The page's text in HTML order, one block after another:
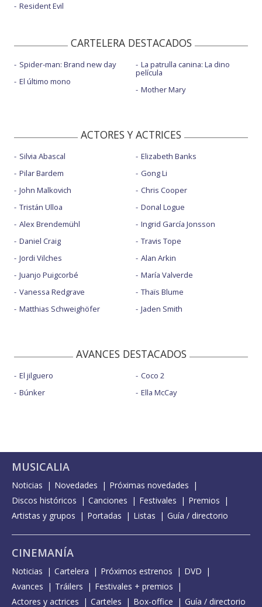
Resident Evil
CARTELERA DESTACADOS
Spider-man: Brand new day
El último mono
La patrulla canina: La dino
película
Mother Mary
ACTORES Y ACTRICES
Silvia Abascal
Pilar Bardem
John Malkovich
Tristán Ulloa
Alex Brendemühl
Daniel Craig
Jordi Vilches
Juanjo Puigcorbé
Vanessa Redgrave
Matthias Schweighöfer
Elizabeth Banks
Gong Li
Chris Cooper
Donal Logue
Ingrid García Jonsson
Travis Tope
Alan Arkin
María Valverde
Thaïs Blume
Jaden Smith
AVANCES DESTACADOS
El jilguero
Búnker
Coco 2
Ella McCay
MUSICALIA
Noticias Novedades
Próximas novedades
Discos históricos
Canciones Festivales
Premios
Artistas y grupos
Portadas Listas Guía / directorio
CINEMANÍA
Noticias Cartelera Próximos estrenos
DVD
Avances
Tráilers
Festivales + premios
Actores y actrices
Carteles Box-office Guía / directorio